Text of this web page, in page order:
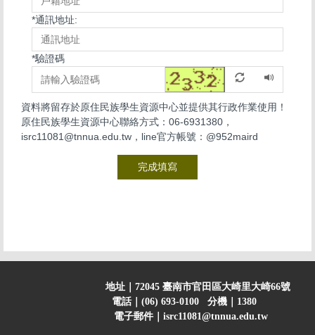
*通訊地址:
*驗證碼
資料將留存於原住民族學生資源中心並提供其行政作業使用！
原住民族學生資源中心聯絡方式：06-6931380，
isrc11081@tnnua.edu.tw，line官方帳號：@952maird
完成填寫
地址｜72045 臺南市官田區大崎里大崎66號
電話｜(06) 693-0100 分機｜1380
電子郵件｜isrc11081@tnnua.edu.tw